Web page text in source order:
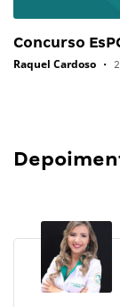
Concurso
Raquel Cardoso •